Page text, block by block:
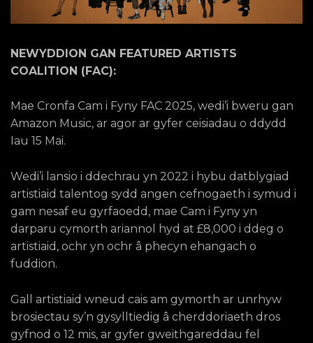
NEWYDDION GAN FEATURED ARTISTS
COALITION (FAC):
Mae Cronfa Cam i Fyny FAC 2025, wedi’i bweru gan
Amazon Music, ar agor ar gyfer ceisiadau o ddydd
Iau 15 Mai.
Wedi’i lansio i ddechrau yn 2022 i hybu datblygiad
artistiaid talentog sydd angen cefnogaeth i symud i
gam nesaf eu gyrfaoedd, mae Cam i Fyny yn
darparu cymorth ariannol hyd at £8,000 i ddeg o
artistiaid, ochr yn ochr â phecyn ehangach o
fuddion.
Gall artistiaid wneud cais am gymorth ar unrhyw
brosiectau sy’n gysylltiedig â cherddoriaeth dros
gyfnod o 12 mis, ar gyfer gweithgareddau fel